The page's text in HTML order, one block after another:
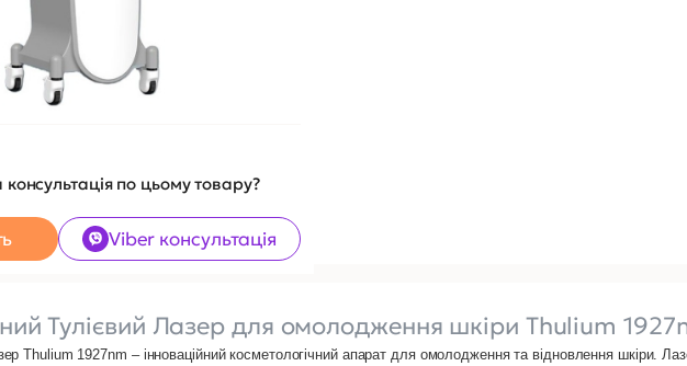
по цьому товару?
Viber консультація
Тулієвий Лазер для омолодження шкіри Thulium
Thulium 1927nm – інноваційний косметологічний апарат для омолодження та відновлення шкіри.